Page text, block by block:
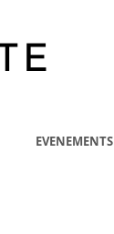
EVENEMENTS